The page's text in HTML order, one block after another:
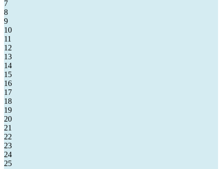
7
8
9
10
11
12
13
14
15
16
17
18
19
20
21
22
23
24
25